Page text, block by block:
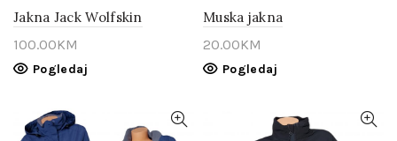
Jakna Jack Wolfskin
100.00KM
Pogledaj
Muska jakna
20.00KM
Pogledaj